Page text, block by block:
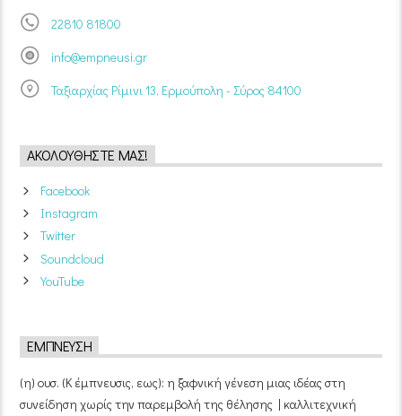
22810 81800
info@empneusi.gr
Ταξιαρχίας Ρίμινι 13, Ερμούπολη - Σύρος 84100
ΑΚΟΛΟΥΘΉΣΤΕ ΜΑΣ!
Facebook
Instagram
Twitter
Soundcloud
YouTube
ΈΜΠΝΕΥΣΗ
(η) ουσ. (Κ έμπνευσις, εως): η ξαφνική γένεση μιας ιδέας στη
συνείδηση χωρίς την παρεμβολή της θέλησης | καλλιτεχνική